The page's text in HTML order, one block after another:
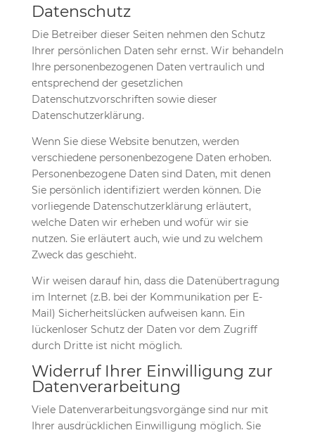
Datenschutz
Die Betreiber dieser Seiten nehmen den Schutz
Ihrer persönlichen Daten sehr ernst. Wir behandeln
Ihre personenbezogenen Daten vertraulich und
entsprechend der gesetzlichen
Datenschutzvorschriften sowie dieser
Datenschutzerklärung.
Wenn Sie diese Website benutzen, werden
verschiedene personenbezogene Daten erhoben.
Personenbezogene Daten sind Daten, mit denen
Sie persönlich identifiziert werden können. Die
vorliegende Datenschutzerklärung erläutert,
welche Daten wir erheben und wofür wir sie
nutzen. Sie erläutert auch, wie und zu welchem
Zweck das geschieht.
Wir weisen darauf hin, dass die Datenübertragung
im Internet (z.B. bei der Kommunikation per E-
Mail) Sicherheitslücken aufweisen kann. Ein
lückenloser Schutz der Daten vor dem Zugriff
durch Dritte ist nicht möglich.
Widerruf Ihrer Einwilligung zur
Datenverarbeitung
Viele Datenverarbeitungsvorgänge sind nur mit
Ihrer ausdrücklichen Einwilligung möglich. Sie